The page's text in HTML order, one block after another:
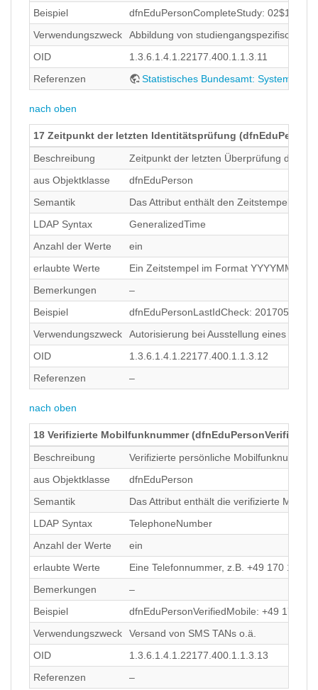
Beispiel
dfnEduPersonCompleteStudy:
Verwendungszweck
Abbildung von studiengangspezifischen
OID
1.3.6.1.4.1.22177.400.1.1.3.11
Referenzen
Statistisches Bundesamt:
nach oben
17 Zeitpunkt der letzten Identitätsprüfung
Beschreibung
Zeitpunkt der letzten Überprüfung der
aus Objektklasse
dfnEduPerson
Semantik
Das Attribut enthält den Zeitstempel der
LDAP Syntax
GeneralizedTime
Anzahl der Werte
ein
erlaubte Werte
Ein Zeitstempel im Format
Bemerkungen
–
Beispiel
dfnEduPersonLastIdCheck:
Verwendungszweck
Autorisierung bei Ausstellung eines
OID
1.3.6.1.4.1.22177.400.1.1.3.12
Referenzen
–
nach oben
18 Verifizierte Mobilfunknummer
Beschreibung
Verifizierte persönliche Mobilfunknummer
aus Objektklasse
dfnEduPerson
Semantik
Das Attribut enthält die verifizierte
LDAP Syntax
TelephoneNumber
Anzahl der Werte
ein
erlaubte Werte
Eine Telefonnummer, z.B. +49 170
Bemerkungen
–
Beispiel
dfnEduPersonVerifiedMobile: +49 170
Verwendungszweck
Versand von SMS TANs o.ä.
OID
1.3.6.1.4.1.22177.400.1.1.3.13
Referenzen
–